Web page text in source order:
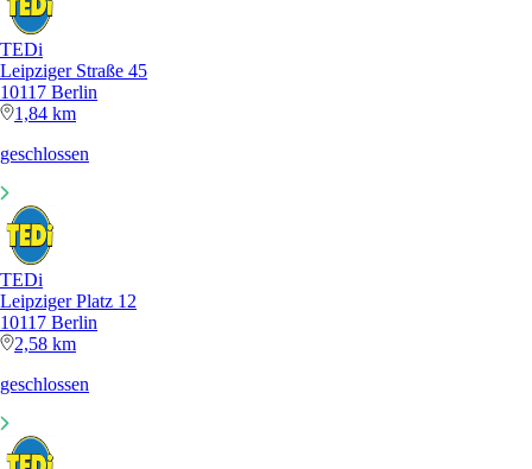
TEDi
Leipziger Straße 45
10117 Berlin
1,84 km
geschlossen
TEDi
Leipziger Platz 12
10117 Berlin
2,58 km
geschlossen